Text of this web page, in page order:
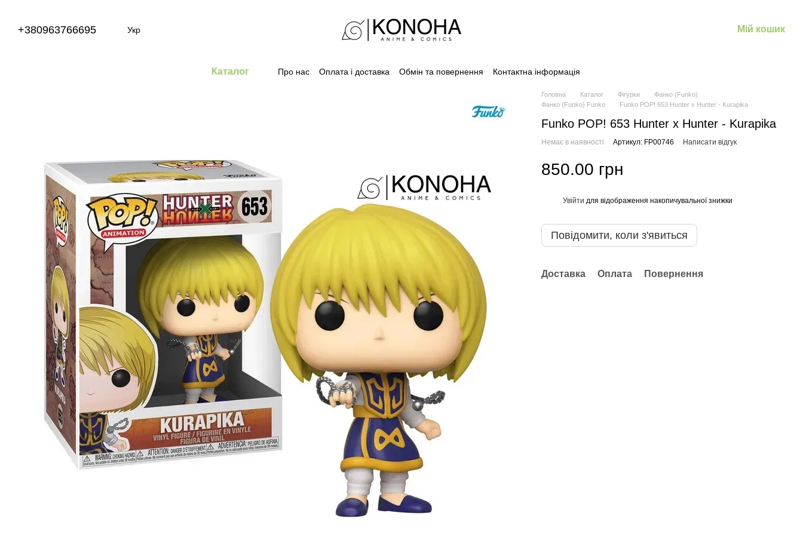
+380963766695 Укр Мій кошик
Каталог Про нас Оплата і доставка Обмін та повернення Контактна інформація
Головна Каталог Фігурки
Фанко (Funko)
Фанко (Funko) Funko
Funko POP! 653 Hunter x Hunter - Kurapika
Funko POP! 653 Hunter x Hunter - Kurapika
Немає в наявності Артикул: FP00746 Написати відгук
850.00 грн
Увійти для відображення накопичувальної знижки
Повідомити, коли з'явиться
Доставка Оплата Повернення